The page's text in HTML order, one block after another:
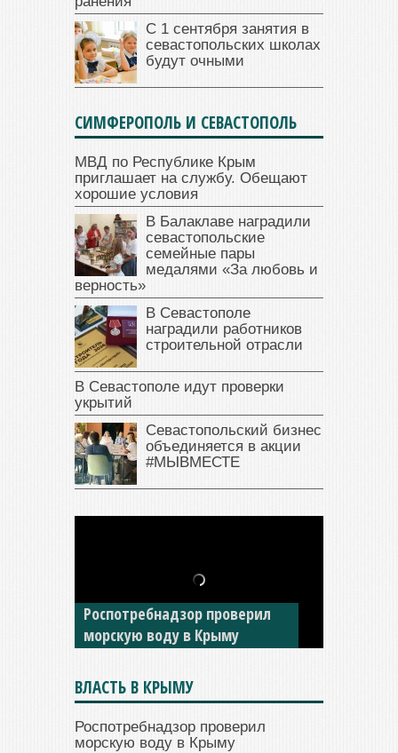
С 1 сентября занятия в
севастопольских школах
будут очными
СИМФЕРОПОЛЬ И СЕВАСТОПОЛЬ
МВД по Республике Крым
приглашает на службу. Обещают
хорошие условия
В Балаклаве наградили
севастопольские
семейные пары
медалями «За любовь и
верность»
В Севастополе
наградили работников
строительной отрасли
В Севастополе идут проверки
укрытий
Севастопольский бизнес
объединяется в акции
#МЫВМЕСТЕ
Роспотребнадзор проверил
морскую воду в Крыму
ВЛАСТЬ В КРЫМУ
Роспотребнадзор проверил
морскую воду в Крыму